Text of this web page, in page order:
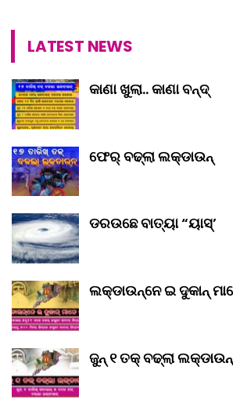
LATEST NEWS
କାଣା ଖୁଲା.. କାଣା ବନ୍ଦ୍‌
ଫେର୍ ବଢ୍‌ଲା ଲକ୍‌ଡାଉନ୍‌
ଡରଉଛେ ବାତ୍ୟା “ୟାସ୍‌’
ଲକ୍‌ଡାଉନ୍‌ନେ ଇ ଦୁକାନ୍
ଜୁନ୍ ୧ ତକ୍ ବଢ୍‌ଲା ଲକ୍‌ଡାଉନ୍‌